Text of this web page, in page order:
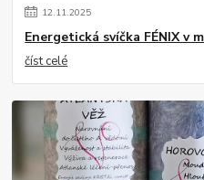
12.11.2025
Energetická svíčka FÉNIX v
číst celé